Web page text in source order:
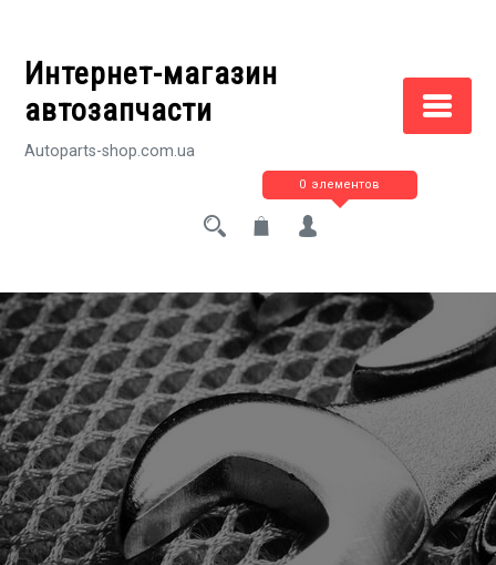
содержимому
Интернет-магазин
автозапчасти
Autoparts-shop.com.ua
0 элементов